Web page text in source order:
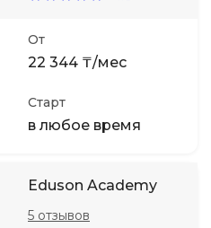
От
22 344 ₸/мес
Старт
в любое время
Eduson Academy
5 отзывов